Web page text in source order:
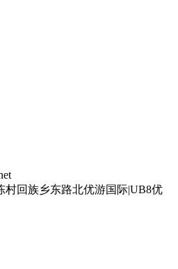
村回族乡东路北优游国际|UB8优